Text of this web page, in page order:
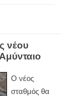
νέου
Ο νέος
σταθμός θα